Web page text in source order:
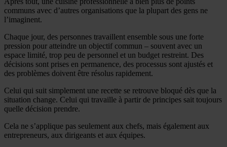
communs avec d’autres organisations que la plupart des gens ne
l’imaginent.
Chaque jour, des personnes travaillent ensemble sous une forte
pression pour atteindre un objectif commun – souvent avec un
espace limité, trop peu de personnel et un budget restreint. Des
décisions sont prises en permanence, des processus sont ajustés et
des problèmes doivent être résolus rapidement.
Celui qui suit simplement une recette se retrouve bloqué dès que la
situation change. Celui qui travaille à partir de principes sait toujours
quelle décision prendre.
Cela ne s’applique pas seulement aux chefs, mais également aux
entrepreneurs, aux dirigeants et aux équipes.